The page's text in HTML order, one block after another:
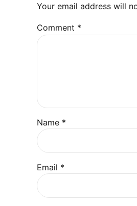
Your email address will
Comment *
Name *
Email *